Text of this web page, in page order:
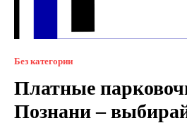
Без категории
Платные
Познани –